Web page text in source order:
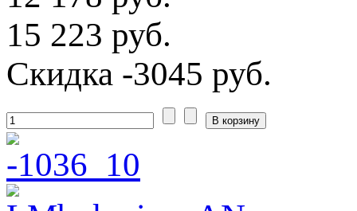
15 223 руб.
Скидка -3045 руб.